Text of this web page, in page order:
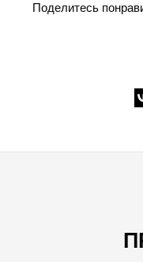
Поделитесь